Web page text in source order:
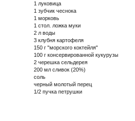
1 луковица
1 зубчик чеснока
1 морковь
1 стол. ложка муки
2 л воды
3 клубня картофеля
150 г "морского коктейля"
100 г консервированной кукурузы
2 черешка сельдерея
200 мл сливок (20%)
соль
черный молотый перец
1/2 пучка петрушки